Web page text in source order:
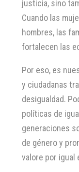
justicia, sino
Cuando las
hombres, las
fortalecen las
Por eso, es
y ciudadanas
desigualdad.
políticas de
generaciones
de género y
valore por igual